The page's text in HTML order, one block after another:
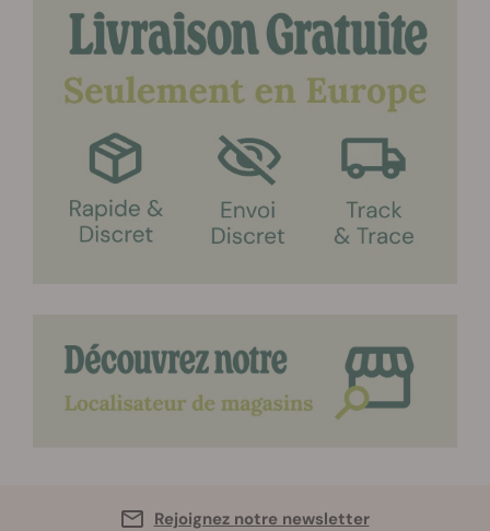
Rejoignez notre newsletter